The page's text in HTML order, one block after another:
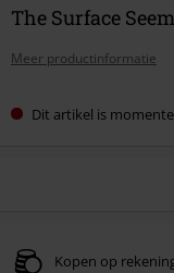
The Surface
Meer productinformatie
Dit artikel is
Kopen op